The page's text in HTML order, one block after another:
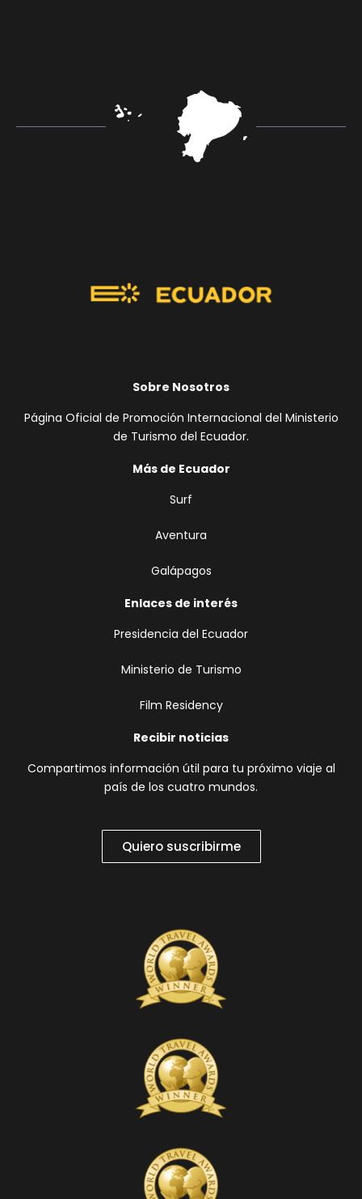
Sobre Nosotros
Página Oficial de Promoción Internacional del Ministerio
de Turismo del Ecuador.
Más de Ecuador
Surf
Aventura
Galápagos
Enlaces de interés
Presidencia del Ecuador
Ministerio de Turismo
Film Residency
Recibir noticias
Compartimos información útil para tu próximo viaje al
país de los cuatro mundos.
Quiero suscribirme